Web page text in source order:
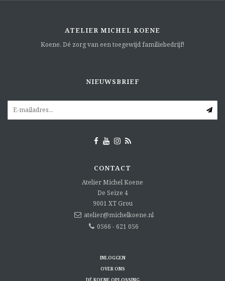
ATELIER MICHEL KOENE
Koene. Dé zorg van een toegewijd familiebedrijf!
NIEUWSBRIEF
CONTACT
Atelier Michel Koene
De Seize 4
9001 XT Grou
atelier@michelkoene.nl
0566 - 621 056
INLOGGEN
OVER ONS
DÉ KOENE OPLOSSING